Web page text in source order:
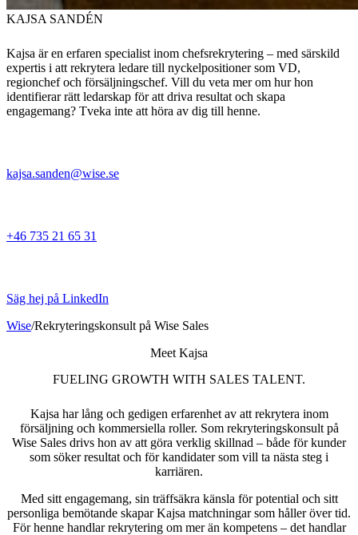
KAJSA SANDÉN
Kajsa är en erfaren specialist inom chefsrekrytering – med särskild
expertis i att rekrytera ledare till nyckelpositioner som VD,
regionchef och försäljningschef. Vill du veta mer om hur hon
identifierar rätt ledarskap för att driva resultat och skapa
engagemang? Tveka inte att höra av dig till henne.
kajsa.sanden@wise.se
+46 735 21 65 31
Säg hej på LinkedIn
Wise/Rekryteringskonsult på Wise Sales
Meet Kajsa
FUELING GROWTH WITH SALES TALENT.
Kajsa har lång och gedigen erfarenhet av att rekrytera inom
försäljning och kommersiella roller. Som rekryteringskonsult på
Wise Sales drivs hon av att göra verklig skillnad – både för kunder
som söker resultat och för kandidater som vill ta nästa steg i
karriären.
Med sitt engagemang, sin träffsäkra känsla för potential och sitt
personliga bemötande skapar Kajsa matchningar som håller över tid.
För henne handlar rekrytering om mer än kompetens – det handlar